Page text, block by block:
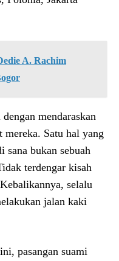
A. Rachim
mendaraskan
mereka. Satu hal yang
sana bukan sebuah
terdengar kisah
selalu
jalan kaki
pasangan suami